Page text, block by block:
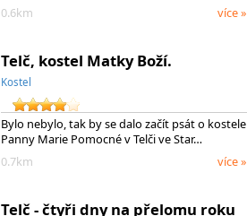
0.6km
více »
Telč, kostel Matky Boží.
Kostel
Bylo nebylo, tak by se dalo začít psát o kostele
Panny Marie Pomocné v Telči ve Star…
0.7km
více »
Telč - čtyři dny na přelomu roku